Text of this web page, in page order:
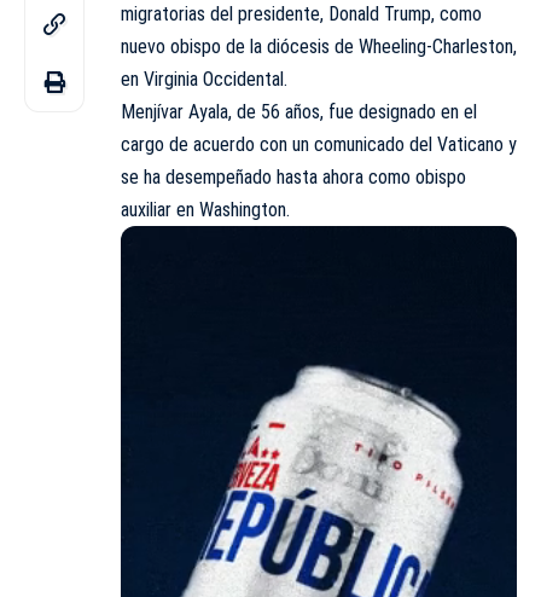
migratorias del presidente, Donald Trump, como
nuevo obispo de la diócesis de Wheeling-Charleston,
en Virginia Occidental.
Menjívar Ayala, de 56 años, fue designado en el
cargo de acuerdo con un comunicado del Vaticano y
se ha desempeñado hasta ahora como obispo
auxiliar en Washington.